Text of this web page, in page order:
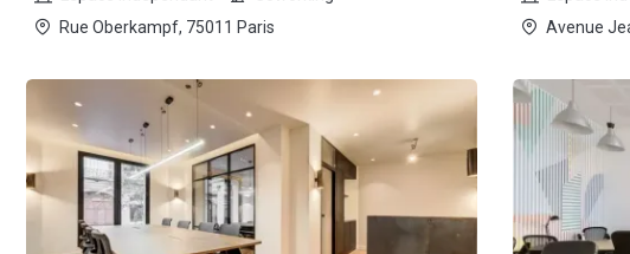
Rue Oberkampf, 75011 Paris